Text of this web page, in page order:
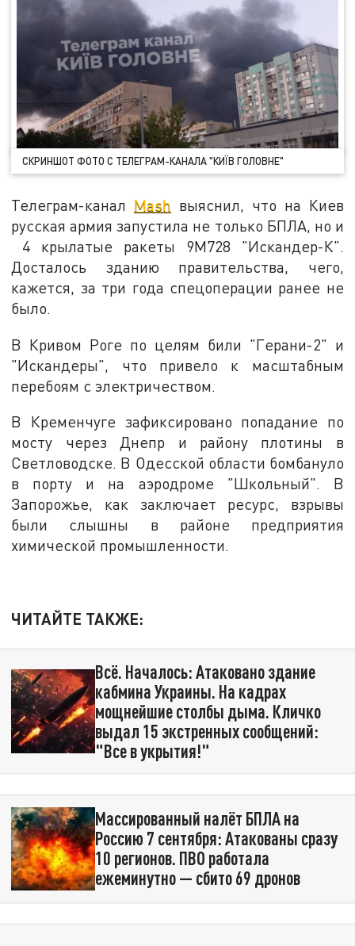
СКРИНШОТ ФОТО С ТЕЛЕГРАМ-КАНАЛА "КИЇВ ГОЛОВНЕ"
Телеграм-канал Mash выяснил, что на Киев
русская армия запустила не только БПЛА, но и
4 крылатые ракеты 9М728 "Искандер-К".
Досталось зданию правительства, чего,
кажется, за три года спецоперации ранее не
было.
В Кривом Роге по целям били "Герани-2" и
"Искандеры", что привело к масштабным
перебоям с электричеством.
В Кременчуге зафиксировано попадание по
мосту через Днепр и району плотины в
Светловодске. В Одесской области бомбануло
в порту и на аэродроме "Школьный". В
Запорожье, как заключает ресурс, взрывы
были слышны в районе предприятия
химической промышленности.
ЧИТАЙТЕ ТАКЖЕ:
Всё. Началось: Атаковано здание
кабмина Украины. На кадрах
мощнейшие столбы дыма. Кличко
выдал 15 экстренных сообщений:
"Все в укрытия!"
Массированный налёт БПЛА на
Россию 7 сентября: Атакованы сразу
10 регионов. ПВО работала
ежеминутно — сбито 69 дронов